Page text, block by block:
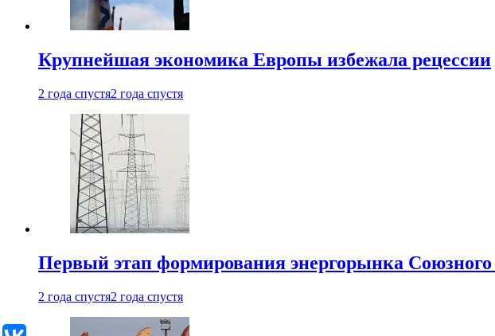
Крупнейшая экономика Европы избежала рецессии
2 года спустя2 года спустя
Первый этап формирования энергорынка Союзного
2 года спустя2 года спустя